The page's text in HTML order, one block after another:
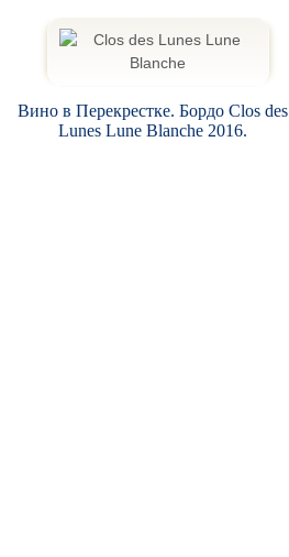
Вино в Перекрестке. Бордо Clos des
Lunes Lune Blanche 2016.